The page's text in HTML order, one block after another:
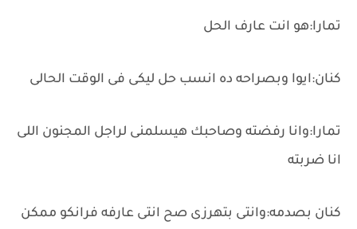
تمارا:هو انت عارف الحل
كنان:ايوا وبصراحه ده انسب حل ليكى فى الوقت الحالى
تمارا:وانا رفضته وصاحبك هيسلمنى لراجل المجنون اللى
انا ضربته
كنان بصدمه:وانتى بتهرزى صح انتى عارفه فرانكو ممكن